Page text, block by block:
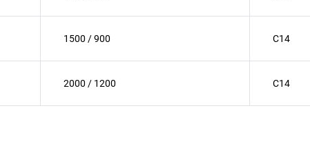
1500 / 900 C14
2000 / 1200 C14